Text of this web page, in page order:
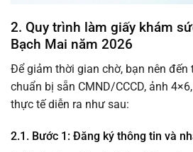
2. Quy trình làm giấy khám
Bạch Mai năm 2026
Để giảm thời gian chờ, bạn nên
chuẩn bị sẵn CMND/CCCD, ảnh
thực tế diễn ra như sau:
2.1. Bước 1: Đăng ký thông tin và